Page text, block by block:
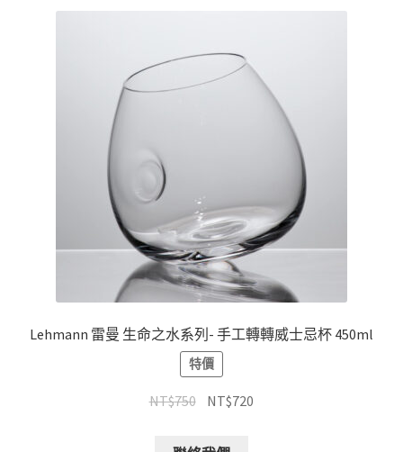
Lehmann 雷曼 生命之水系列- 手工轉轉威士忌杯 450ml
特價
NT$750 NT$720